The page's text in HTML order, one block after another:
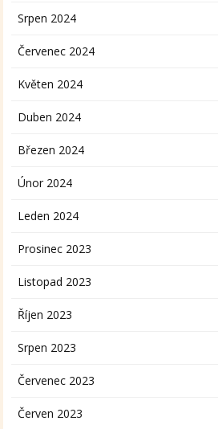
Srpen 2024
Červenec 2024
Květen 2024
Duben 2024
Březen 2024
Únor 2024
Leden 2024
Prosinec 2023
Listopad 2023
Říjen 2023
Srpen 2023
Červenec 2023
Červen 2023